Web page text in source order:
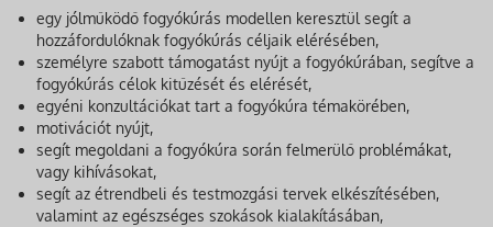
egy jólműködő fogyókúrás modellen keresztül segít a
hozzáfordulóknak fogyókúrás céljaik elérésében,
személyre szabott támogatást nyújt a fogyókúrában, segítve a
fogyókúrás célok kitűzését és elérését,
egyéni konzultációkat tart a fogyókúra témakörében,
motivációt nyújt,
segít megoldani a fogyókúra során felmerülő problémákat,
vagy kihívásokat,
segít az étrendbeli és testmozgási tervek elkészítésében,
valamint az egészséges szokások kialakításában,